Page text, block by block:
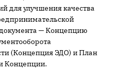
для улучшения качества
— Концепцию
(Концепция ЭДО) и План
Концепции.